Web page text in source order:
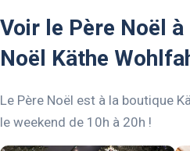
Voir le Père Noël
Noël Käthe
Le Père Noël est à la boutique
le weekend de 10h à 20h !